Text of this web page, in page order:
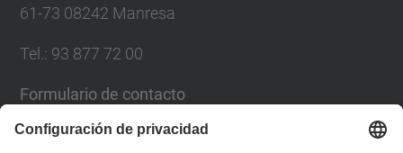
61-73 08242 Manresa
Tel.: 93 877 72 00
Formulario de contacto